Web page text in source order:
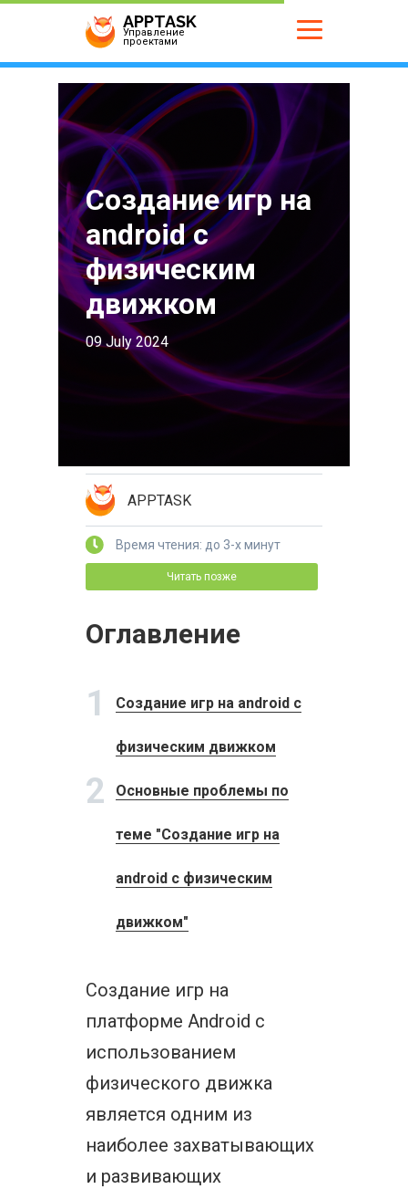
APPTASK
Управление
проектами
Создание игр на
android с
физическим
движком
09 July 2024
APPTASK
Время чтения: до 3-х минут
Читать позже
Оглавление
1 Создание игр на android с
физическим движком
2 Основные проблемы по
теме "Создание игр на
android с физическим
движком"
Создание игр на
платформе Android с
использованием
физического движка
является одним из
наиболее захватывающих
и развивающих